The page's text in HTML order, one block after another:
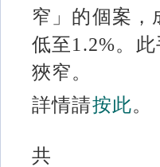
窄」的個案，
低至1.2%。
狹窄。
詳情請按此。
共